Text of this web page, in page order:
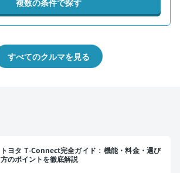
複数の条件で探す
すべてのクルマを見る
トヨタ T-Connect完全ガイド：機能・料金・選び
方のポイントを徹底解説